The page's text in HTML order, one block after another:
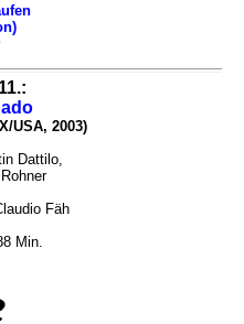
USA, 2003)
Dattilo,
Fäh
Min.